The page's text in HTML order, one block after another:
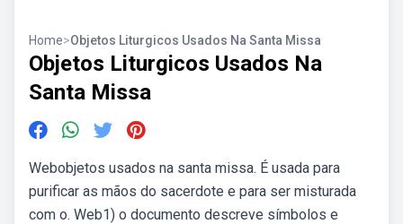
Home>Objetos Liturgicos Usados Na Santa Missa
Objetos Liturgicos Usados Na
Santa Missa
Webobjetos usados na santa missa. É usada para
purificar as mãos do sacerdote e para ser misturada
com o. Web1) o documento descreve símbolos e